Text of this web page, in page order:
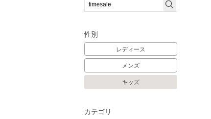
性別
レディース
メンズ
キッズ
カテゴリ